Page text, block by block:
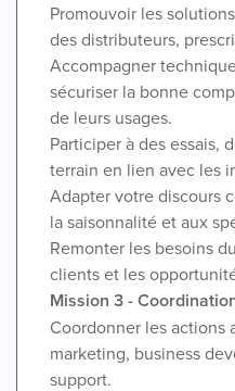
Promouvoir les
des distributeurs,
Accompagner
sécuriser la bonne
de leurs usages.
Participer à des essais,
terrain en lien avec les
Adapter votre discours
la saisonnalité et aux
Remonter les besoins
clients et les
Mission 3 -
Coordonner les actions
marketing, business
support.